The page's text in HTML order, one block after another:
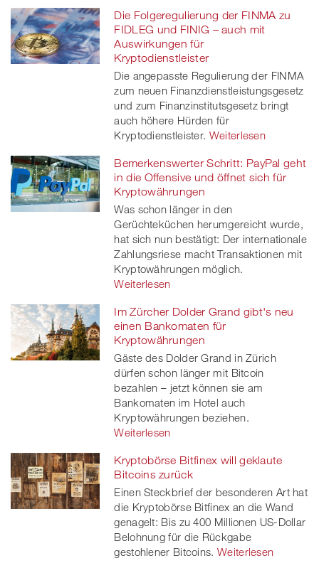
Die Folgeregulierung der FINMA zu
FIDLEG und FINIG – auch mit
Auswirkungen für
Kryptodienstleister
Die angepasste Regulierung der FINMA
zum neuen Finanzdienstleistungsgesetz
und zum Finanzinstitutsgesetz bringt
auch höhere Hürden für
Kryptodienstleister. Weiterlesen
Bemerkenswerter Schritt: PayPal geht
in die Offensive und öffnet sich für
Kryptowährungen
Was schon länger in den
Gerüchteküchen herumgereicht wurde,
hat sich nun bestätigt: Der internationale
Zahlungsriese macht Transaktionen mit
Kryptowährungen möglich.
Weiterlesen
Im Zürcher Dolder Grand gibt's neu
einen Bankomaten für
Kryptowährungen
Gäste des Dolder Grand in Zürich
dürfen schon länger mit Bitcoin
bezahlen – jetzt können sie am
Bankomaten im Hotel auch
Kryptowährungen beziehen.
Weiterlesen
Kryptobörse Bitfinex will geklaute
Bitcoins zurück
Einen Steckbrief der besonderen Art hat
die Kryptobörse Bitfinex an die Wand
genagelt: Bis zu 400 Millionen US-Dollar
Belohnung für die Rückgabe
gestohlener Bitcoins. Weiterlesen